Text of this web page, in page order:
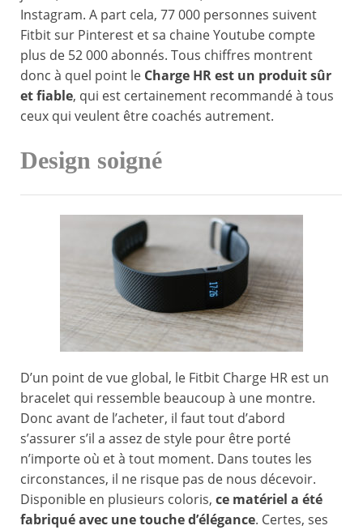
Instagram. A part cela, 77 000 personnes suivent
Fitbit sur Pinterest et sa chaine Youtube compte
plus de 52 000 abonnés. Tous chiffres montrent
donc à quel point le Charge HR est un produit sûr
et fiable, qui est certainement recommandé à tous
ceux qui veulent être coachés autrement.
Design soigné
D’un point de vue global, le Fitbit Charge HR est un
bracelet qui ressemble beaucoup à une montre.
Donc avant de l’acheter, il faut tout d’abord
s’assurer s’il a assez de style pour être porté
n’importe où et à tout moment. Dans toutes les
circonstances, il ne risque pas de nous décevoir.
Disponible en plusieurs coloris, ce matériel a été
fabriqué avec une touche d’élégance. Certes, ses